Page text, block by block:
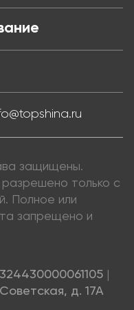
защищены.
только с
Полное или
запрещено и
д. 17А